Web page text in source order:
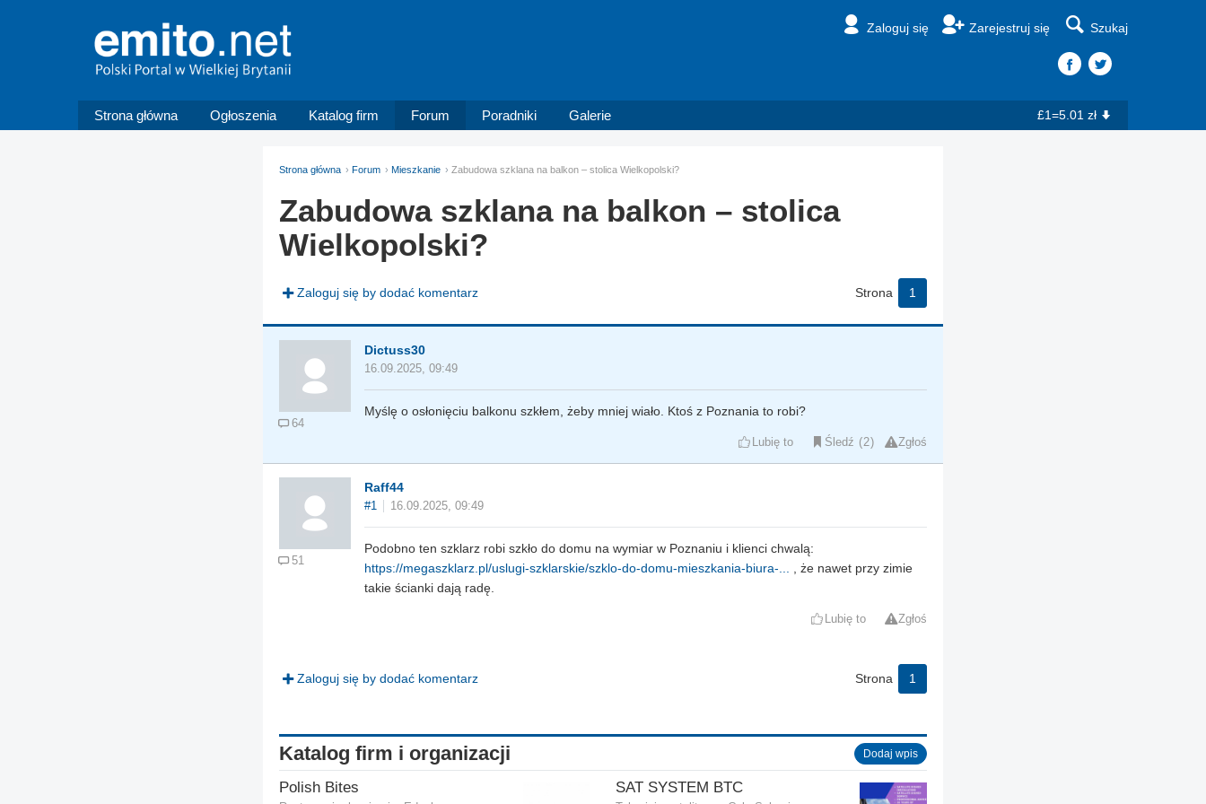
Zaloguj się Zarejestruj się Szukaj
Strona główna Ogłoszenia Katalog firm Forum Poradniki Galerie £1=5.01 zł
Strona główna Forum Mieszkanie Zabudowa szklana na balkon – stolica Wielkopolski?
Zabudowa szklana na balkon – stolica
Wielkopolski?
Zaloguj się by dodać komentarz Strona 1
64
Dictuss30
16.09.2025, 09:49
Myślę o osłonięciu balkonu szkłem, żeby mniej wiało. Ktoś z Poznania to robi?
Lubię to Śledź 2 Zgłoś
51
Raff44
#1 16.09.2025, 09:49
Podobno ten szklarz robi szkło do domu na wymiar w Poznaniu i klienci chwalą:
https://megaszklarz.pl/uslugi-szklarskie/szklo-do-domu-mieszkania-biura-... , że nawet przy zimie
takie ścianki dają radę.
Lubię to Zgłoś
Zaloguj się by dodać komentarz Strona 1
Katalog firm i organizacji Dodaj wpis
Polish Bites SAT SYSTEM BTC